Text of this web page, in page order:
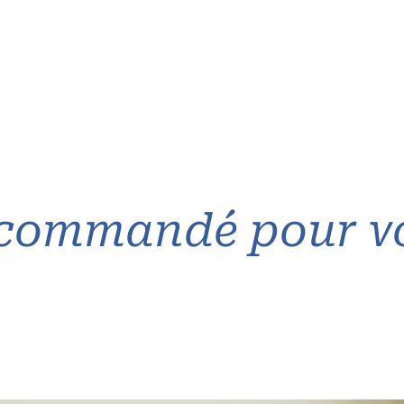
pour